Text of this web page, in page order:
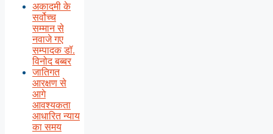
अकादमी के
सर्वोच्च
सम्मान से
नवाजे गए
सम्पादक डॉ.
विनोद बब्बर
जातिगत
आरक्षण से
आगे
आवश्यकता
आधारित न्याय
का समय